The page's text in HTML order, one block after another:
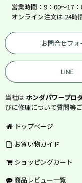
営業時間：9：00～
オンライン注文は 24時
お問合せフォ
LINE
当社は ホンダパワープロ
びに修理について質問等
トップページ
お買い物ガイド
ショッピングカート
商品レビュー一覧